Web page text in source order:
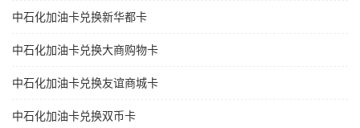
中石化加油卡兑换新华都卡
中石化加油卡兑换大商购物卡
中石化加油卡兑换友谊商城卡
中石化加油卡兑换双币卡